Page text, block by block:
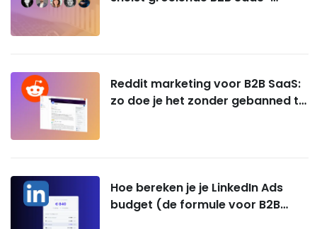
Reddit marketing voor B2B SaaS:
zo doe je het zonder gebanned te
Hoe bereken je je LinkedIn Ads
budget (de formule voor B2B